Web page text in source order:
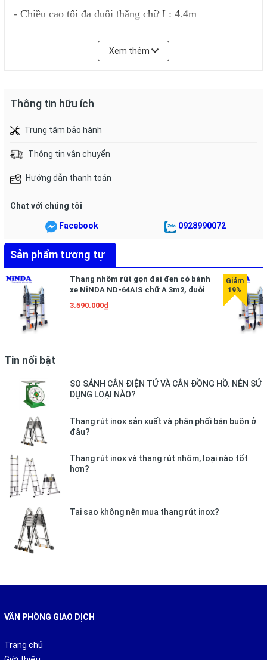
- Chiều cao tối đa duỗi thẳng chữ I : 4.4m
- Chiều rộng chân thang: 0.48m
- Số bậc: 2x7 bậc
- Khoảng cách giữa các bậc : 300mm
- Chất liệu: Nhôm
- Tải trọng 150kg
Bảo hành 12 tháng
Thang nhôm NINDA rút đôi ND44AIS được nhập
nghệ dây chuyền hiện đại của Nhật. Sản phẩm luôn đạt
Xem thêm
Thông tin hữu ích
Trung tâm bảo hành
Thông tin vận chuyển
Hướng dẫn thanh toán
Chat với chúng tôi
Facebook 0928990072
Sản phẩm tương tự
Thang nhôm rút gọn đai đen có bánh
xe NiNDA ND-64AIS chữ A 3m2, duỗi
6m4
3.590.000₫
Tin nổi bật
SO SÁNH CÂN ĐIỆN TỬ VÀ CÂN ĐỒNG HỒ. NÊN SỬ
DỤNG LOẠI NÀO?
Thang rút inox sản xuất và phân phối bán buôn ở
đâu?
Thang rút inox và thang rút nhôm, loại nào tốt
hơn?
Tại sao không nên mua thang rút inox?
VĂN PHÒNG GIAO DỊCH
Trang chủ